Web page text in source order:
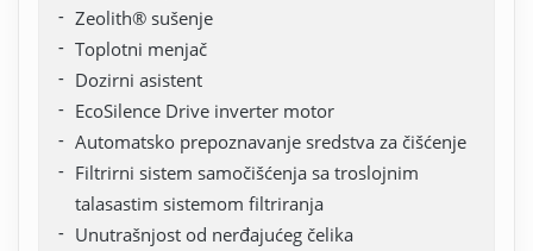
Zeolith® sušenje
Toplotni menjač
Dozirni asistent
EcoSilence Drive inverter motor
Automatsko prepoznavanje sredstva za čišćenje
Filtrirni sistem samočišćenja sa troslojnim
talasastim sistemom filtriranja
Unutrašnjost od nerđajućeg čelika